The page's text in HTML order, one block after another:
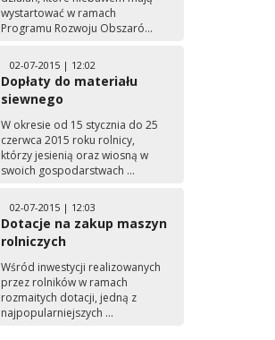
wystartować w ramach
Programu Rozwoju Obszaró...
02-07-2015 | 12:02
Dopłaty do materiału
siewnego
W okresie od 15 stycznia do 25
czerwca 2015 roku rolnicy,
którzy jesienią oraz wiosną w
swoich gospodarstwach ...
02-07-2015 | 12:03
Dotacje na zakup maszyn
rolniczych
Wśród inwestycji realizowanych
przez rolników w ramach
rozmaitych dotacji, jedną z
najpopularniejszych ...